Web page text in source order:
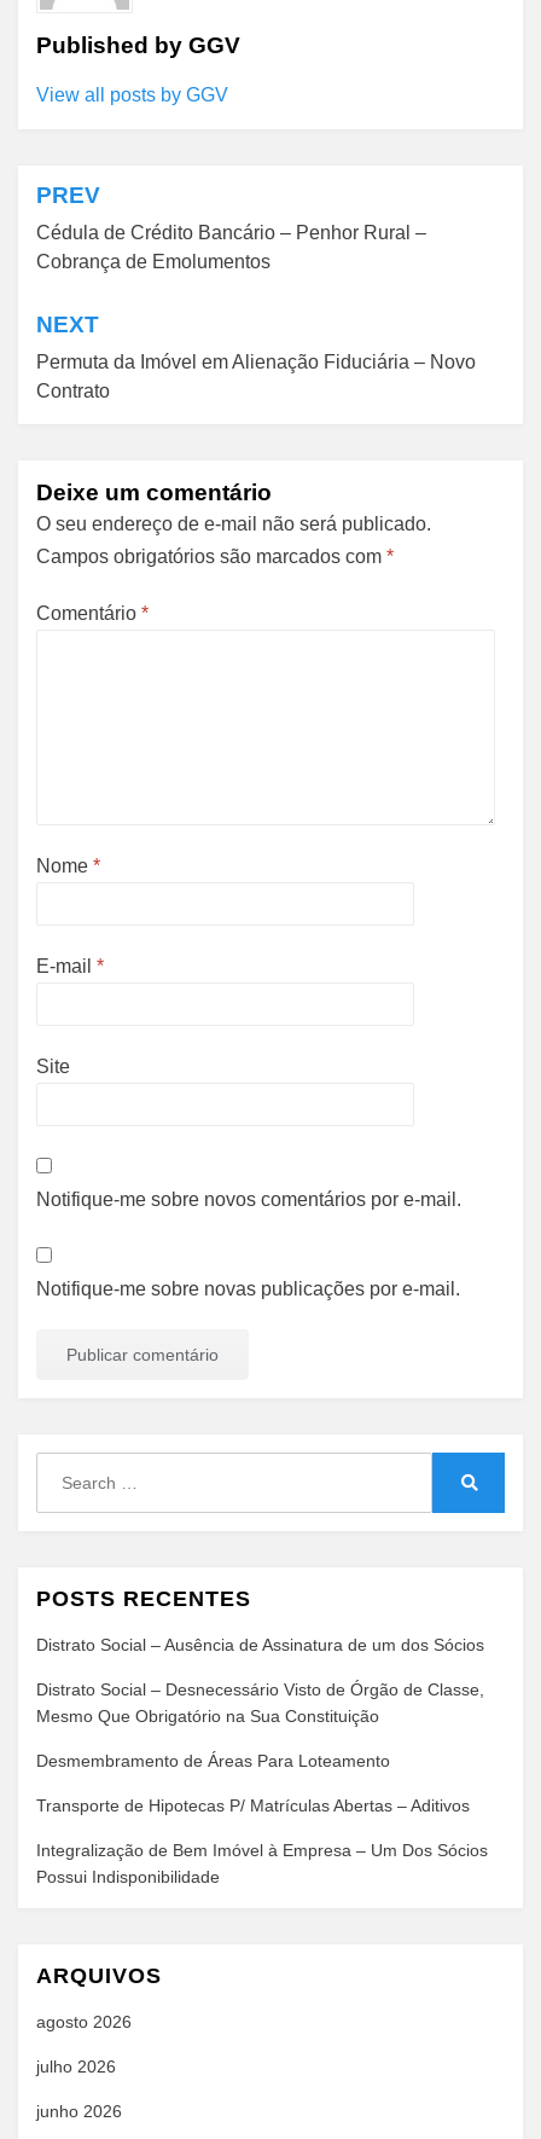
Published by GGV
View all posts by GGV
Navegação
de
PREV
Cédula de Crédito Bancário – Penhor Rural –
Cobrança de Emolumentos
NEXT
Permuta da Imóvel em Alienação Fiduciária – Novo
Contrato
Deixe um comentário
O seu endereço de e-mail não será publicado.
Campos obrigatórios são marcados com *
Comentário *
Nome *
E-mail *
Site
Notifique-me sobre novos comentários por e-mail.
Notifique-me sobre novas publicações por e-mail.
POSTS RECENTES
Distrato Social – Ausência de Assinatura de um dos Sócios
Distrato Social – Desnecessário Visto de Órgão de Classe,
Mesmo Que Obrigatório na Sua Constituição
Desmembramento de Áreas Para Loteamento
Transporte de Hipotecas P/ Matrículas Abertas – Aditivos
Integralização de Bem Imóvel à Empresa – Um Dos Sócios
Possui Indisponibilidade
ARQUIVOS
agosto 2026
julho 2026
junho 2026